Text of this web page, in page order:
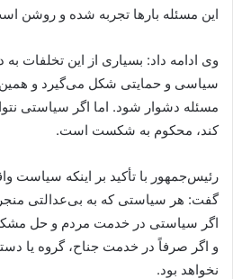
این مسئله بارها تجربه شده و روشن
وی ادامه داد: بسیاری از این تخلفات به
سیاسی و حمایتی شکل می‌گیرد و
مسئله دشوار شود. اما اگر سیاستی
کند، محکوم به شکست است.
رئیس‌جمهور با تأکید بر اینکه سیاست
گفت: هر سیاستی که به بی‌عدالتی
اگر سیاستی در خدمت مردم و حل
و اگر صرفاً در خدمت جناح، گروه یا
نخواهد بود.